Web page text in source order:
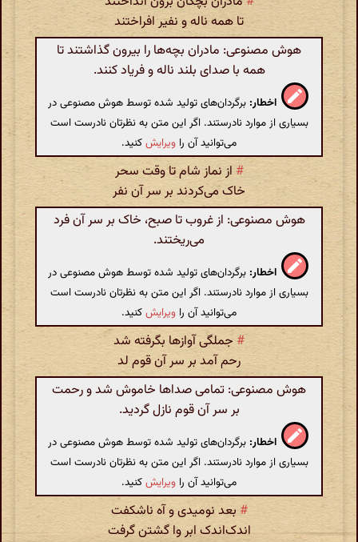
تا همه ناله و نفیر افراختند
هوش مصنوعی: مادران بچه‌ها را بیرون گذاشتند تا
همه با صدای بلند ناله و فریاد کنند.
اخطار: برگردان‌های تولید شده توسط هوش مصنوعی در
بسیاری از موارد نادرستند. اگر این متن به نظرتان نادرست است
می‌توانید آن را ویرایشکنید.
# از نماز شام تا وقت سحر
خاک می‌کردند بر سر آن نفر
هوش مصنوعی: از غروب تا صبح، خاک بر سر آن فرد
می‌ریختند.
اخطار: برگردان‌های تولید شده توسط هوش مصنوعی در
بسیاری از موارد نادرستند. اگر این متن به نظرتان نادرست است
می‌توانید آن را ویرایشکنید.
# جملگی آوازها بگرفته شد
رحم آمد بر سر آن قوم لد
هوش مصنوعی: تمامی صداها خاموش شد و رحمت
بر سر آن قوم نازل گردید.
اخطار: برگردان‌های تولید شده توسط هوش مصنوعی در
بسیاری از موارد نادرستند. اگر این متن به نظرتان نادرست است
می‌توانید آن را ویرایشکنید.
# بعد نومیدی و آه ناشکفت
اندک‌اندک ابر وا گشتن گرفت